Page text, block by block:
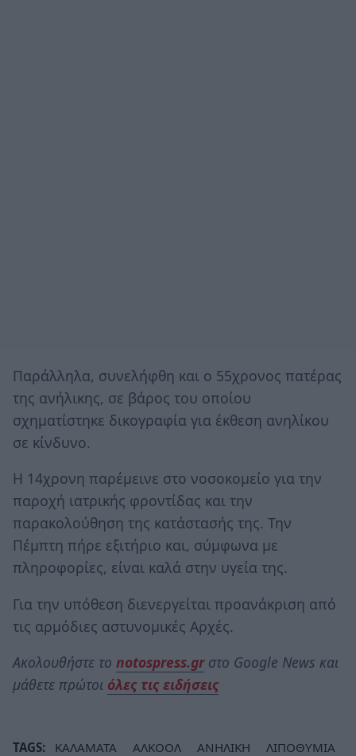
Παράλληλα, συνελήφθη και ο 55χρονος πατέρας
της ανήλικης, σε βάρος του οποίου
σχηματίστηκε δικογραφία για έκθεση ανηλίκου
σε κίνδυνο.
Η 14χρονη παρέμεινε στο νοσοκομείο για την
παροχή ιατρικής φροντίδας και την
παρακολούθηση της κατάστασής της. Την
Πέμπτη πήρε εξιτήριο και, σύμφωνα με
πληροφορίες, είναι καλά στην υγεία της.
Για την υπόθεση διενεργείται προανάκριση από
τις αρμόδιες αστυνομικές Αρχές.
Ακολουθήστε το notospress.grστο Google News και
μάθετε πρώτοι όλες τις ειδήσεις
TAGS: ΚΑΛΑΜΑΤΑ ΑΛΚΟΟΛ ΑΝΗΛΙΚΗ ΛΙΠΟΘΥΜΙΑ